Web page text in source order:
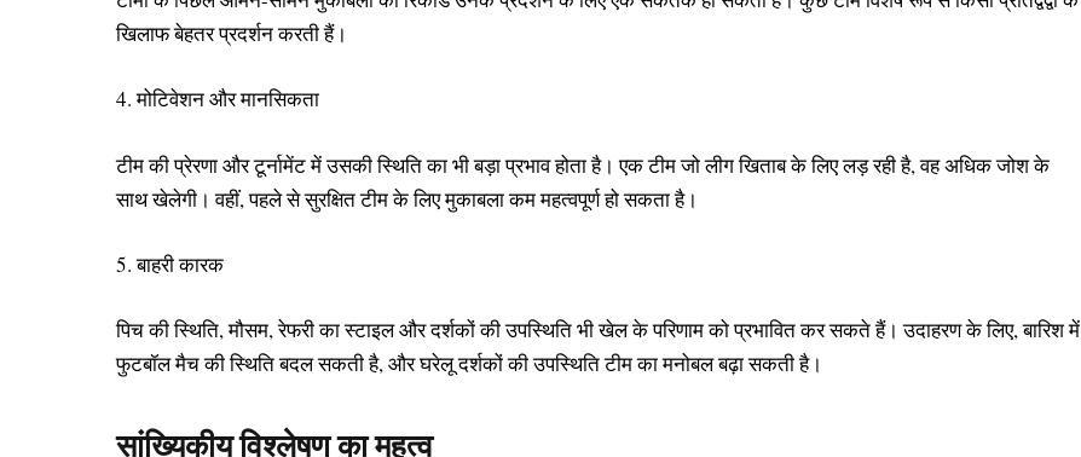
खिलाफ बेहतर प्रदर्शन करती हैं।
4. मोटिवेशन और मानसिकता
टीम की प्रेरणा और टूर्नामेंट में उसकी स्थिति का भी बड़ा प्रभाव होता है। एक टीम जो लीग खिताब के लिए लड़ रही है, वह अधिक जोश के
साथ खेलेगी। वहीं, पहले से सुरक्षित टीम के लिए मुकाबला कम महत्वपूर्ण हो सकता है।
5. बाहरी कारक
पिच की स्थिति, मौसम, रेफरी का स्टाइल और दर्शकों की उपस्थिति भी खेल के परिणाम को प्रभावित कर सकते हैं। उदाहरण के लिए, बारिश में
फुटबॉल मैच की स्थिति बदल सकती है, और घरेलू दर्शकों की उपस्थिति टीम का मनोबल बढ़ा सकती है।
सांख्यिकीय विश्लेषण का महत्व